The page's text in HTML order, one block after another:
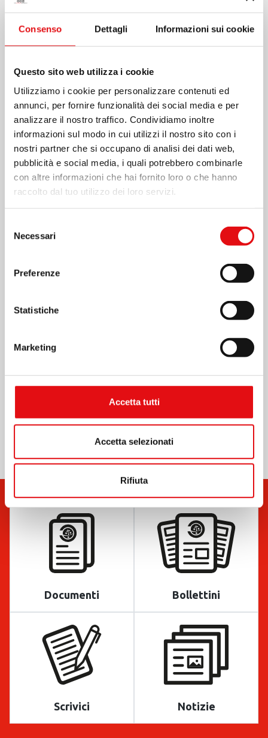
Consenso Dettagli Informazioni sui cookie
Questo sito web utilizza i cookie
Utilizziamo i cookie per personalizzare contenuti ed
annunci, per fornire funzionalità dei social media e per
analizzare il nostro traffico. Condividiamo inoltre
informazioni sul modo in cui utilizzi il nostro sito con i
nostri partner che si occupano di analisi dei dati web,
pubblicità e social media, i quali potrebbero combinarle
con altre informazioni che hai fornito loro o che hanno
raccolto dal tuo utilizzo dei loro servizi.
delNecessari
Preferenze
Statistiche
Marketing
Accetta tutti
Accetta selezionati
Rifiuta
Lettura e riflessione
Conspectus OCD
Liturgia
Documenti Bollettini
Scrivici Notizie